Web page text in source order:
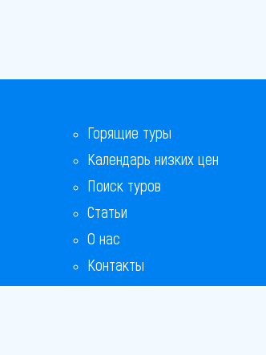
Горящие туры
Календарь низких цен
Поиск туров
Статьи
О нас
Контакты
Бонусная программа